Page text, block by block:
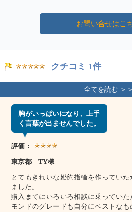
お問い合せはこ
クチコミ 1件
胸がいっぱいになり、上手
く言葉が出ませんでした。
評価：
東京都 TY様
とてもきれいな婚約指輪を作ってい
ました。
購入までにいろいろ相談に乗ってい
モンドのグレードも自分にベストな